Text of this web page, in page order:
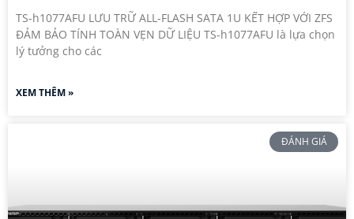
TS-h1077AFU LƯU TRỮ ALL-FLASH SATA 1U KẾT HỢP VỚI ZFS
ĐẢM BẢO TÍNH TOÀN VẸN DỮ LIỆU TS-h1077AFU là lựa chọn
lý tưởng cho các
XEM THÊM »
ĐÁNH GIÁ